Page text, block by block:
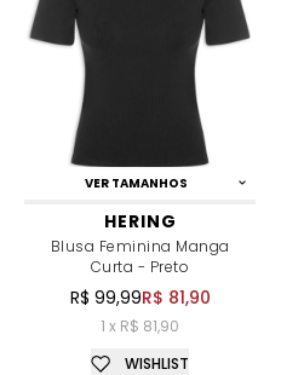
VER TAMANHOS
HERING
Blusa Feminina Manga
Curta - Preto
R$ 99,99R$ 81,90
1 x R$ 81,90
WISHLIST